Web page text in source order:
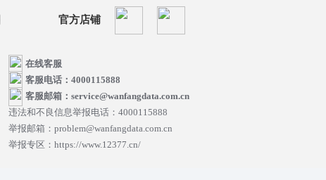
官方店铺
在线客服
客服电话：4000115888
客服邮箱：service@wanfangdata.com.cn
违法和不良信息举报电话：4000115888
举报邮箱：problem@wanfangdata.com.cn
举报专区：https://www.12377.cn/